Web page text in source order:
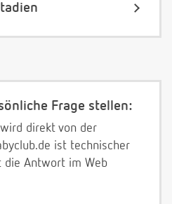
Frage stellen:
direkt von der
ist technischer
Antwort im Web